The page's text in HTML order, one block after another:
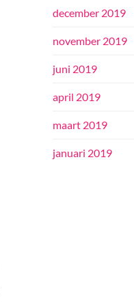
december 2019
november 2019
juni 2019
april 2019
maart 2019
januari 2019